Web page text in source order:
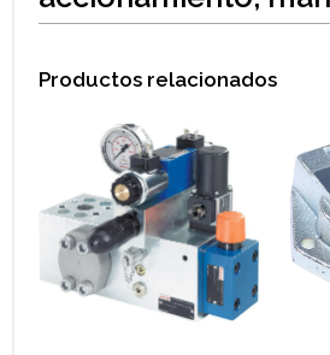
Productos relacionados